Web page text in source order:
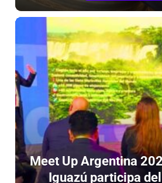
5 de agosto de
Meet Up Argentina